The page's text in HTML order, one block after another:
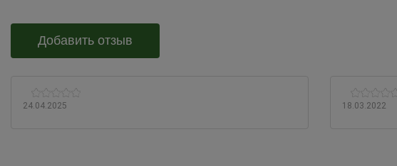
Добавить отзыв
24.04.2025 18.03.2022